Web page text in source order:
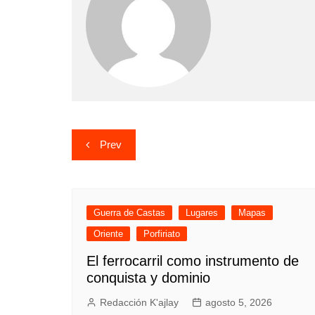
Navegación
de
Prev
Guerra de Castas Lugares
Mapas
Oriente
Porfiriato
El ferrocarril como instrumento de
conquista y dominio
Redacción K'ajlay
agosto 5, 2026